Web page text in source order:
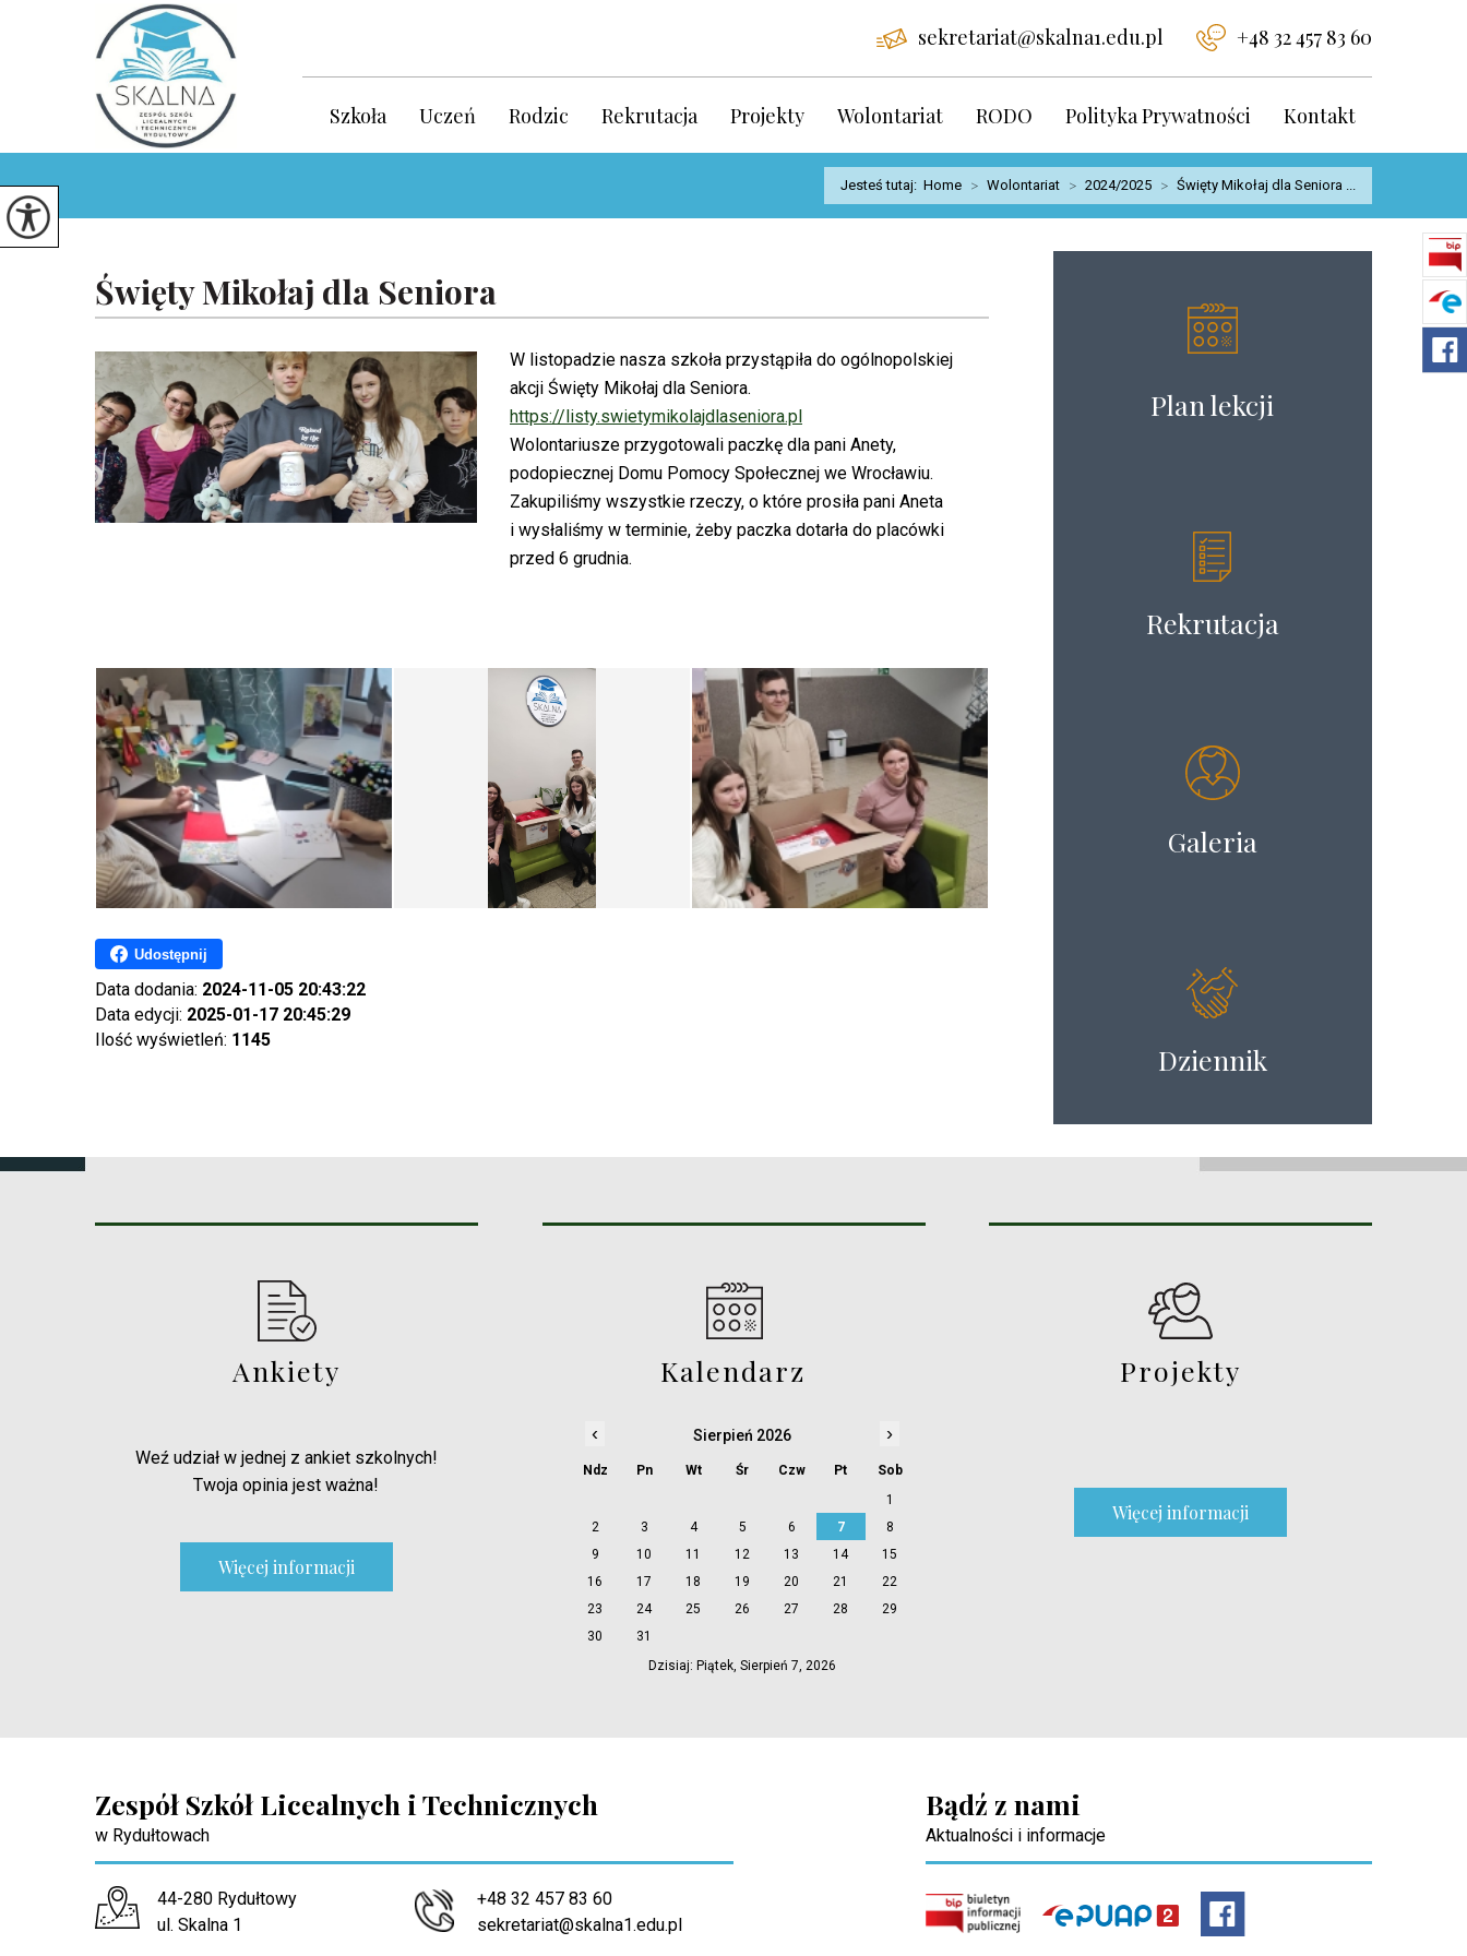
sekretariat@skalna1.edu.pl +48 32 457 83 60
Szkoła Uczeń Rodzic Rekrutacja Projekty Wolontariat RODO Polityka Prywatności Kontakt
Jesteś tutaj: Home > Wolontariat > 2024/2025 > Święty Mikołaj dla Seniora ...
Święty Mikołaj dla Seniora
W listopadzie nasza szkoła przystąpiła do ogólnopolskiej
akcji Święty Mikołaj dla Seniora.
https://listy.swietymikolajdlaseniora.pl
Wolontariusze przygotowali paczkę dla pani Anety,
podopiecznej Domu Pomocy Społecznej we Wrocławiu.
Zakupiliśmy wszystkie rzeczy, o które prosiła pani Aneta
i wysłaliśmy w terminie, żeby paczka dotarła do placówki
przed 6 grudnia.
Udostępnij
Data dodania: 2024-11-05 20:43:22
Data edycji: 2025-01-17 20:45:29
Ilość wyświetleń: 1145
Plan lekcji
Rekrutacja
Galeria
Dziennik
Ankiety
Weź udział w jednej z ankiet szkolnych!
Twoja opinia jest ważna!
Więcej informacji
Kalendarz
‹ Sierpień 2026 ›
Ndz Pn Wt Śr Czw Pt
Sob
1
2
3 4 5 6 7
8
9
10 11 12 13 14
15
16
17 18 19 20 21
22
23
24 25 26 27 28
29
30
31
Dzisiaj: Piątek, Sierpień 7, 2026
Projekty
Więcej informacji
Zespół Szkół Licealnych i Technicznych
w Rydułtowach
Adres pocztowy:
44-280 Rydułtowy
ul. Skalna 1
+48 32 457 83 60
sekretariat@skalna1.edu.pl
Bądź z nami
Aktualności i informacje